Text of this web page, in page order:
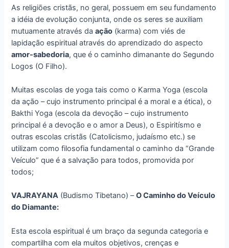
As religiões cristãs, no geral, possuem em seu fundamento
a idéia de evolução conjunta, onde os seres se auxiliam
mutuamente através daação (karma) com viés de
lapidação espiritual através do aprendizado do aspecto
amor-sabedoria, que é o caminho dimanante do Segundo
Logos (O Filho).
Muitas escolas de yoga tais como o Karma Yoga (escola
da ação – cujo instrumento principal é a moral e a ética), o
Bakthi Yoga (escola da devoção – cujo instrumento
principal é a devoção e o amor a Deus), o Espiritísmo e
outras escolas cristãs (Catolicismo, judaísmo etc.) se
utilizam como filosofia fundamental o caminho da “Grande
Veículo” que é a salvação para todos, promovida por
todos;
VAJRAYANA (Budismo Tibetano) –O Caminho do Veículo
do Diamante:
Esta escola espiritual é um braço da segunda categoria e
compartilha com ela muitos objetivos, crenças e